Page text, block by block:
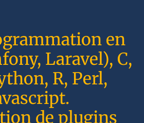
en
Laravel), C,
R, Perl,
de plugins